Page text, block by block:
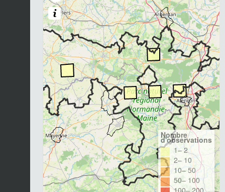
Nombre
d'observations
1– 2
2– 10
10– 50
50– 100
100– 200